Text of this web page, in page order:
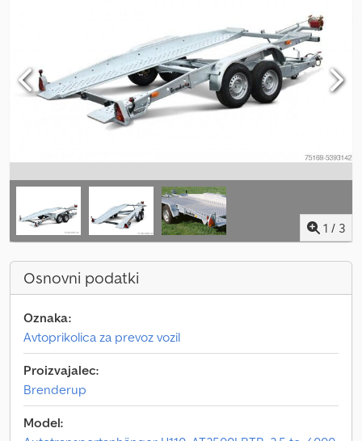
1 / 3
Osnovni podatki
Oznaka:
Avtoprikolica za prevoz vozil
Proizvajalec:
Brenderup
Model: